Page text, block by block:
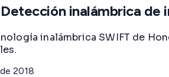
inalámbrica de
inalámbrica SWIFT de
2018